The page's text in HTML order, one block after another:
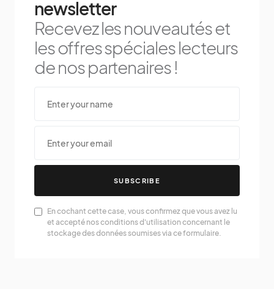
newsletter
Recevez les nouveautés et
les offres spéciales lecteurs
de nos partenaires !
SUBSCRIBE
En cochant cette case, vous confirmez que vous avez lu
et accepté nos conditions d'utilisation concernant le
stockage des données soumises via ce formulaire.